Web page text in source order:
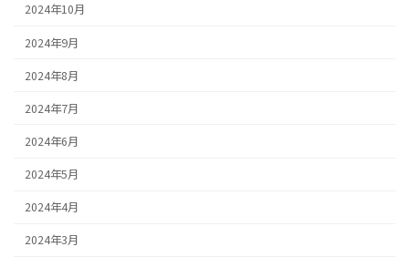
2024年10月
2024年9月
2024年8月
2024年7月
2024年6月
2024年5月
2024年4月
2024年3月